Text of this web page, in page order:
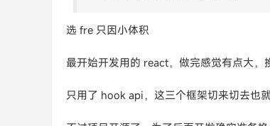
选 fre 只因小体积
最开始开发用的 react，做完感觉有点大，
只用了 hook api，这三个框架切来切去也就